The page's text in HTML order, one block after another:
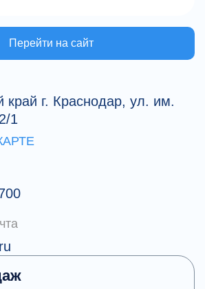
Перейти на сайт
край г. Краснодар, ул. им.
1